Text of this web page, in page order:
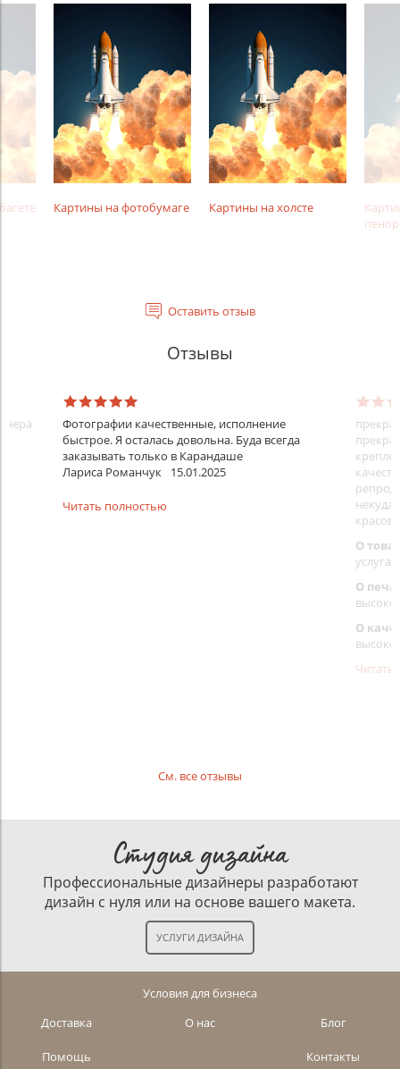
Картины на фотобумаге Картины на холсте
Оставить отзыв
Отзывы
Фотографии качественные, исполнение
быстрое. Я осталась довольна. Буда всегда
заказывать только в Карандаше
Лариса Романчук
15.01.2025
Читать полностью
О
услуга
О
О
Читать
См. все отзывы
Студия дизайна
Профессиональные дизайнеры разработают
дизайн с нуля или на основе вашего макета.
Условия для бизнеса
Доставка
О нас Блог
Помощь Контакты